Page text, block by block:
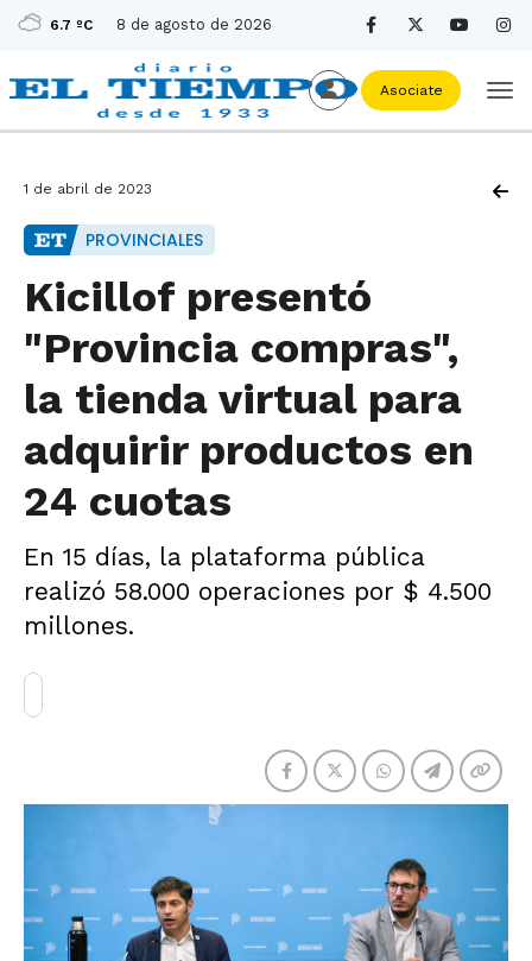
6.7 ºC 8 de agosto de 2026
Asociate
1 de abril de 2023
PROVINCIALES
Kicillof presentó
"Provincia compras",
la tienda virtual para
adquirir productos en
24 cuotas
En 15 días, la plataforma pública
realizó 58.000 operaciones por $ 4.500
millones.